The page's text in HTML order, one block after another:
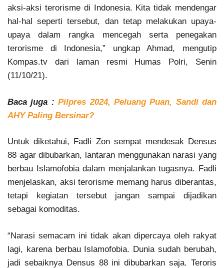
aksi-aksi terorisme di Indonesia. Kita tidak mendengar
hal-hal seperti tersebut, dan tetap melakukan upaya-
upaya dalam rangka mencegah serta penegakan
terorisme di Indonesia,” ungkap Ahmad, mengutip
Kompas.tv dari laman resmi Humas Polri, Senin
(11/10/21).
Baca juga :Pilpres 2024, Peluang Puan, Sandi dan
AHY Paling Bersinar?
Untuk diketahui, Fadli Zon sempat mendesak Densus
88 agar dibubarkan, lantaran menggunakan narasi yang
berbau Islamofobia dalam menjalankan tugasnya. Fadli
menjelaskan, aksi terorisme memang harus diberantas,
tetapi kegiatan tersebut jangan sampai dijadikan
sebagai komoditas.
“Narasi semacam ini tidak akan dipercaya oleh rakyat
lagi, karena berbau Islamofobia. Dunia sudah berubah,
jadi sebaiknya Densus 88 ini dibubarkan saja. Teroris